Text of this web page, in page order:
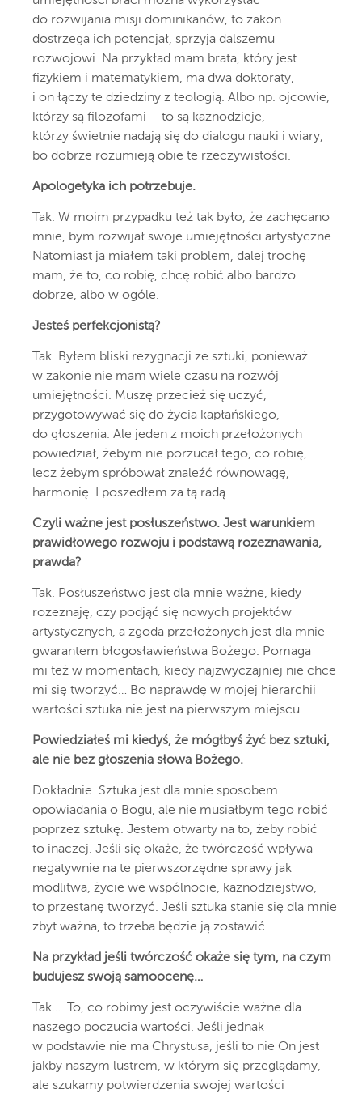
do rozwijania misji dominikanów, to zakon
dostrzega ich potencjał, sprzyja dalszemu
rozwojowi. Na przykład mam brata, który jest
fizykiem i matematykiem, ma dwa doktoraty,
i on łączy te dziedziny z teologią. Albo np. ojcowie,
którzy są filozofami – to są kaznodzieje,
którzy świetnie nadają się do dialogu nauki i wiary,
bo dobrze rozumieją obie te rzeczywistości.
Apologetyka ich potrzebuje.
Tak. W moim przypadku też tak było, że zachęcano
mnie, bym rozwijał swoje umiejętności artystyczne.
Natomiast ja miałem taki problem, dalej trochę
mam, że to, co robię, chcę robić albo bardzo
dobrze, albo w ogóle.
Jesteś perfekcjonistą?
Tak. Byłem bliski rezygnacji ze sztuki, ponieważ
w zakonie nie mam wiele czasu na rozwój
umiejętności. Muszę przecież się uczyć,
przygotowywać się do życia kapłańskiego,
do głoszenia. Ale jeden z moich przełożonych
powiedział, żebym nie porzucał tego, co robię,
lecz żebym spróbował znaleźć równowagę,
harmonię. I poszedłem za tą radą.
Czyli ważne jest posłuszeństwo. Jest warunkiem
prawidłowego rozwoju i podstawą rozeznawania,
prawda?
Tak. Posłuszeństwo jest dla mnie ważne, kiedy
rozeznaję, czy podjąć się nowych projektów
artystycznych, a zgoda przełożonych jest dla mnie
gwarantem błogosławieństwa Bożego. Pomaga
mi też w momentach, kiedy najzwyczajniej nie chce
mi się tworzyć… Bo naprawdę w mojej hierarchii
wartości sztuka nie jest na pierwszym miejscu.
Powiedziałeś mi kiedyś, że mógłbyś żyć bez sztuki,
ale nie bez głoszenia słowa Bożego.
Dokładnie. Sztuka jest dla mnie sposobem
opowiadania o Bogu, ale nie musiałbym tego robić
poprzez sztukę. Jestem otwarty na to, żeby robić
to inaczej. Jeśli się okaże, że twórczość wpływa
negatywnie na te pierwszorzędne sprawy jak
modlitwa, życie we wspólnocie, kaznodziejstwo,
to przestanę tworzyć. Jeśli sztuka stanie się dla mnie
zbyt ważna, to trzeba będzie ją zostawić.
Na przykład jeśli twórczość okaże się tym, na czym
budujesz swoją samoocenę…
Tak… To, co robimy jest oczywiście ważne dla
naszego poczucia wartości. Jeśli jednak
w podstawie nie ma Chrystusa, jeśli to nie On jest
jakby naszym lustrem, w którym się przeglądamy,
ale szukamy potwierdzenia swojej wartości